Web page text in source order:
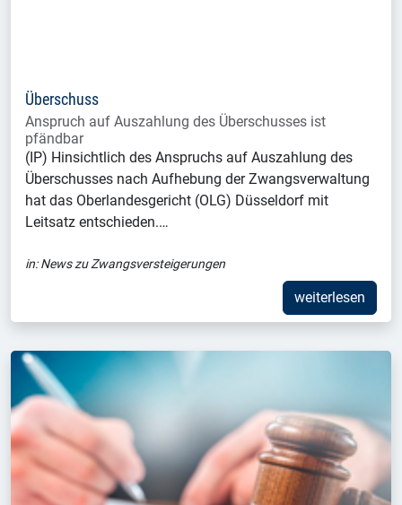
Überschuss
Anspruch auf Auszahlung des Überschusses ist
pfändbar
(IP) Hinsichtlich des Anspruchs auf Auszahlung des
Überschusses nach Aufhebung der Zwangsverwaltung
hat das Oberlandesgericht (OLG) Düsseldorf mit
Leitsatz entschieden.…
in:News zu Zwangsversteigerungen
weiterlesen